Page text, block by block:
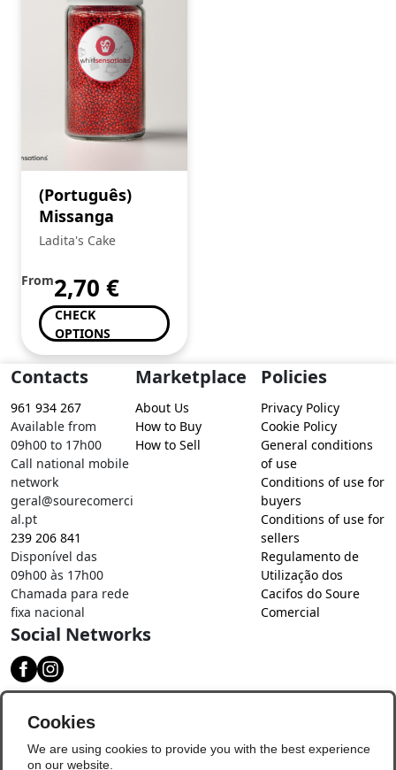
(Português)
Missanga
Ladita's Cake
From2,70 €
CHECK
OPTIONS
Contacts
961 934 267
Available from
09h00 to 17h00
Call national mobile
network
geral@sourecomerci
al.pt
239 206 841
Disponível das
09h00 às 17h00
Chamada para rede
fixa nacional
Marketplace
About Us
How to Buy
How to Sell
Policies
Privacy Policy
Cookie Policy
General conditions
of use
Conditions of use for
buyers
Conditions of use for
sellers
Regulamento de
Utilização dos
Cacifos do Soure
Comercial
Social Networks
Cookies
We are using cookies to provide you with the best experience
on our website.